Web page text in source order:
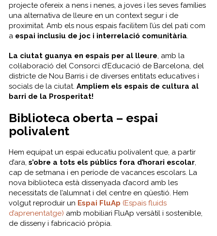
projecte ofereix a nens i nenes, a joves i les seves famílies
una alternativa de lleure en un context segur i de
proximitat. Amb els nous espais facilitem l’ús del pati com
a espai inclusiu de joc i interrelació comunitària.
La ciutat guanya en espais per al lleure, amb la
col·laboració del Consorci d’Educació de Barcelona, del
districte de Nou Barris i de diverses entitats educatives i
socials de la ciutat. Ampliem els espais de cultura al
barri de la Prosperitat!
Biblioteca oberta – espai
polivalent
Hem equipat un espai educatiu polivalent que, a partir
d’ara, s’obre a tots els públics fora d’horari escolar,
cap de setmana i en període de vacances escolars. La
nova biblioteca està dissenyada d’acord amb les
necessitats de l’alumnat i del centre en qüestió. Hem
volgut reproduir un Espai FluAp (Espais fluids
d’aprenentatge) amb mobiliari FluAp versàtil i sostenible,
de disseny i fabricació pròpia.